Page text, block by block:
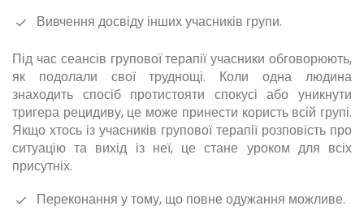
Вивчення досвіду інших учасників групи.
Під час сеансів групової терапії учасники обговорюють,
як подолали свої труднощі. Коли одна людина
знаходить спосіб протистояти спокусі або уникнути
тригера рецидиву, це може принести користь всій групі.
Якщо хтось із учасників групової терапії розповість про
ситуацію та вихід із неї, це стане уроком для всіх
присутніх.
Переконання у тому, що повне одужання можливе.